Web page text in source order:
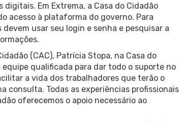
digitais. Em Extrema, a Casa do Cidadão
acesso à plataforma do governo. Para
usar seu login e senha e pesquisar a
(CAC), Patrícia Stopa, na Casa do
qualificada para dar todo o suporte no
a vida dos trabalhadores que terão o
consulta. Todas as experiências profissionais
oferecemos o apoio necessário ao